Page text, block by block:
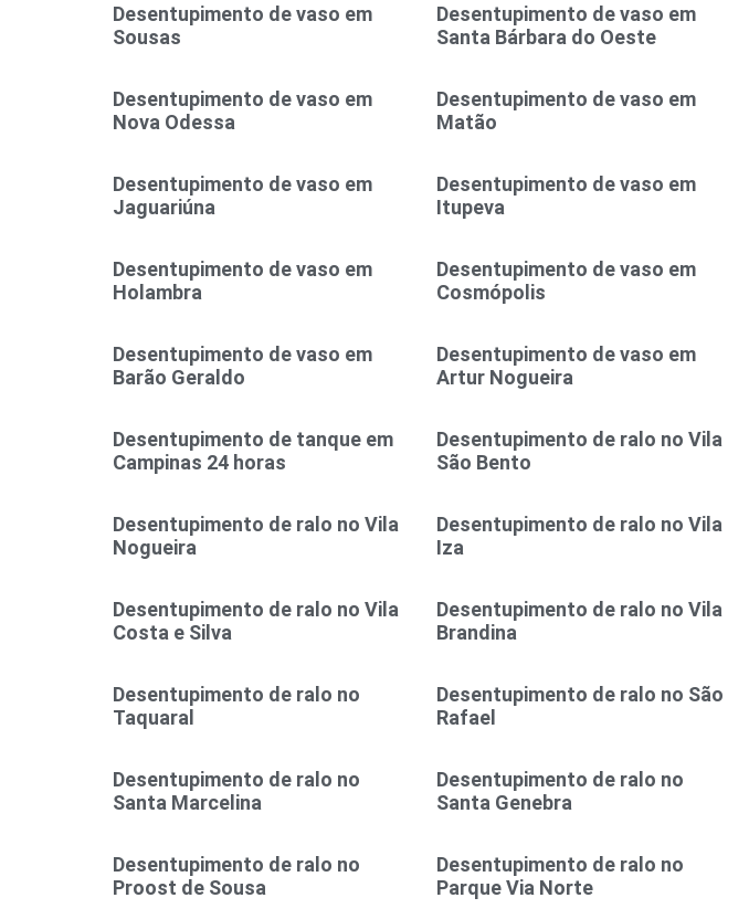
Desentupimento de vaso em
Sousas
Desentupimento de vaso em
Santa Bárbara do Oeste
Desentupimento de vaso em
Nova Odessa
Desentupimento de vaso em
Matão
Desentupimento de vaso em
Jaguariúna
Desentupimento de vaso em
Itupeva
Desentupimento de vaso em
Holambra
Desentupimento de vaso em
Cosmópolis
Desentupimento de vaso em
Barão Geraldo
Desentupimento de vaso em
Artur Nogueira
Desentupimento de tanque em
Campinas 24 horas
Desentupimento de ralo no Vila
São Bento
Desentupimento de ralo no Vila
Nogueira
Desentupimento de ralo no Vila
Iza
Desentupimento de ralo no Vila
Costa e Silva
Desentupimento de ralo no Vila
Brandina
Desentupimento de ralo no
Taquaral
Desentupimento de ralo no São
Rafael
Desentupimento de ralo no
Santa Marcelina
Desentupimento de ralo no
Santa Genebra
Desentupimento de ralo no
Proost de Sousa
Desentupimento de ralo no
Parque Via Norte